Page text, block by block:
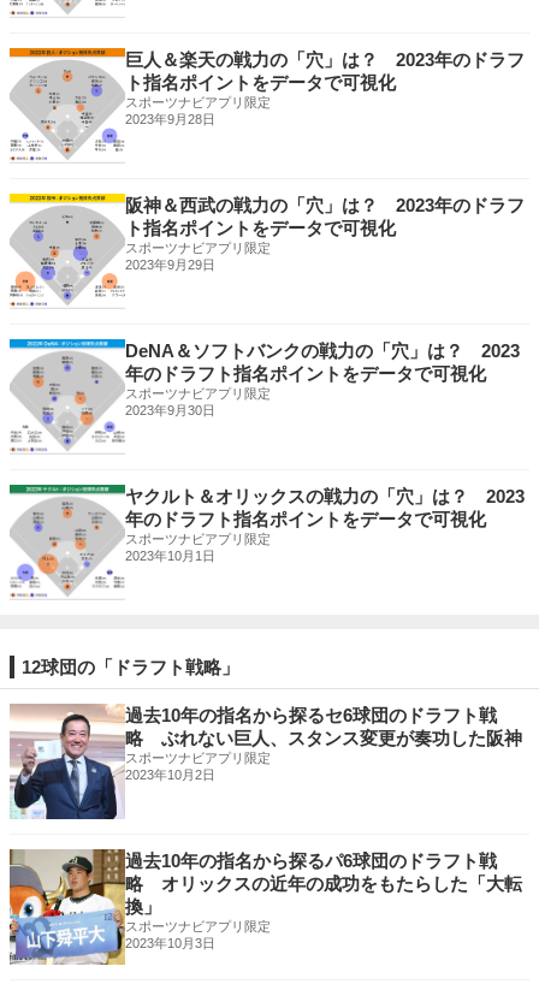
巨人＆楽天の戦力の「穴」は？ 2023年のドラフ
ト指名ポイントをデータで可視化
スポーツナビアプリ限定
2023年9月28日
阪神＆西武の戦力の「穴」は？ 2023年のドラフ
ト指名ポイントをデータで可視化
スポーツナビアプリ限定
2023年9月29日
DeNA＆ソフトバンクの戦力の「穴」は？ 2023
年のドラフト指名ポイントをデータで可視化
スポーツナビアプリ限定
2023年9月30日
ヤクルト＆オリックスの戦力の「穴」は？ 2023
年のドラフト指名ポイントをデータで可視化
スポーツナビアプリ限定
2023年10月1日
12球団の「ドラフト戦略」
過去10年の指名から探るセ6球団のドラフト戦
略 ぶれない巨人、スタンス変更が奏功した阪神
スポーツナビアプリ限定
2023年10月2日
過去10年の指名から探るパ6球団のドラフト戦
略 オリックスの近年の成功をもたらした「大転
換」
スポーツナビアプリ限定
2023年10月3日